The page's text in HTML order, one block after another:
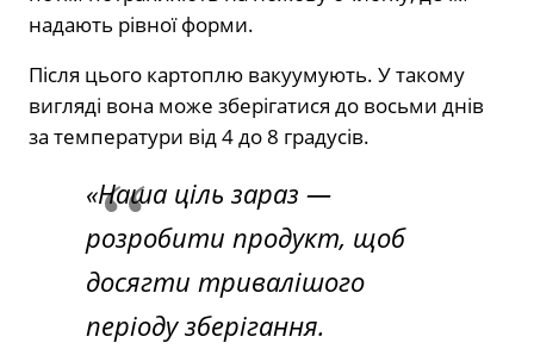
надають рівної форми.
Після цього картоплю вакуумують. У такому
вигляді вона може зберігатися до восьми днів
за температури від 4 до 8 градусів.
«Наша ціль зараз —
розробити продукт, щоб
досягти тривалішого
періоду зберігання.